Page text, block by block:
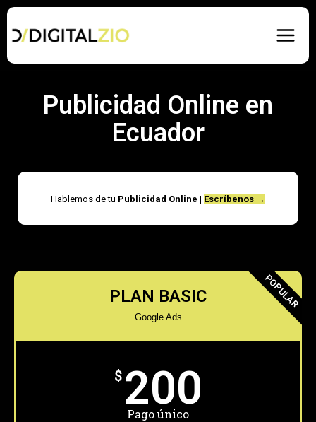
Ir
Main
Publicidad Online en
Ecuador
Hablemos de tu Publicidad Online | Escríbenos →
PLAN BASIC
Google Ads
$ 200
Pago único
POPULAR